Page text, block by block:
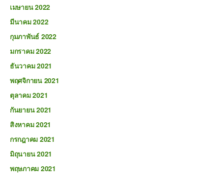
เมษายน 2022
มีนาคม 2022
กุมภาพันธ์ 2022
มกราคม 2022
ธันวาคม 2021
พฤศจิกายน 2021
ตุลาคม 2021
กันยายน 2021
สิงหาคม 2021
กรกฎาคม 2021
มิถุนายน 2021
พฤษภาคม 2021